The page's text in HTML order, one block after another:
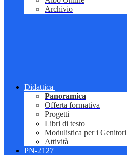
Archivio
Didattica
Panoramica
Offerta formativa
Progetti
Libri di testo
Modulistica per i Genitori
Attività
PN-2127